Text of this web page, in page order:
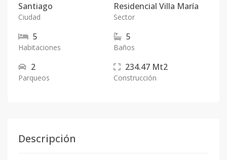
Santiago
Ciudad
Residencial Villa María
Sector
5
Habitaciones
5
Baños
2
Parqueos
234.47 Mt2
Construcción
Descripción